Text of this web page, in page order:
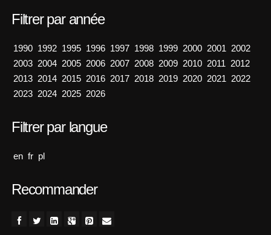
Filtrer par année
1990 1992 1995 1996 1997 1998 1999 2000 2001 2002
2003 2004 2005 2006 2007 2008 2009 2010 2011 2012
2013 2014 2015 2016 2017 2018 2019 2020 2021 2022
2023 2024 2025 2026
Filtrer par langue
en fr pl
Recommander